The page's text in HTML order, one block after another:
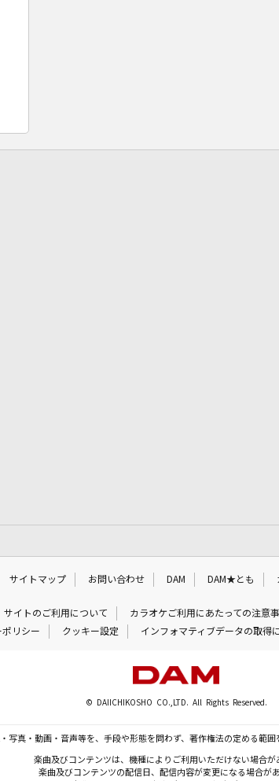
サイトマップ お問い合わせ DAM DAM★とも
サイトのご利用について カラオケご利用にあたっての注意
リシー
クッキー設定 インフォマティブデータの取得
© DAIICHIKOSHO CO.,LTD. All Rights Reserved.
写真・動画・音声等を、手段や形態を問わず、著作権法の定める範
楽曲及びコンテンツは、機種によりご利用いただけない場合が
楽曲及びコンテンツの配信日、配信内容が変更になる場合があ